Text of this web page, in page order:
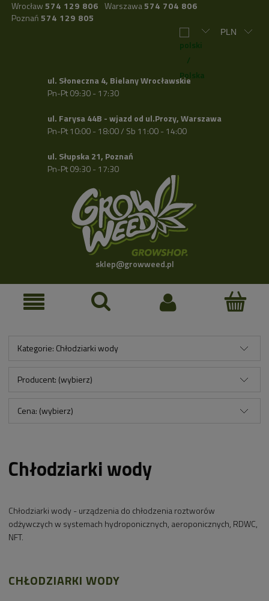
Wrocław 574 129 806 Warszawa574 704 806
Poznań 574 129 805
ul. Słoneczna 4, Bielany Wrocławskie
Pn-Pt 09:30 - 17:30
ul. Farysa 44B - wjazd od ul.Prozy, Warszawa
Pn-Pt 10:00 - 18:00 / Sb 11:00 - 14:00
ul. Słupska 21, Poznań
Pn-Pt 09:30 - 17:30
sklep@growweed.pl
Kategorie: Chłodziarki wody
Producent: (wybierz)
Cena: (wybierz)
Chłodziarki wody
Chłodziarki wody - urządzenia do chłodzenia roztworów
odżywczych w systemach hydroponicznych, aeroponicznych, RDWC,
NFT.
CHŁODZIARKI WODY